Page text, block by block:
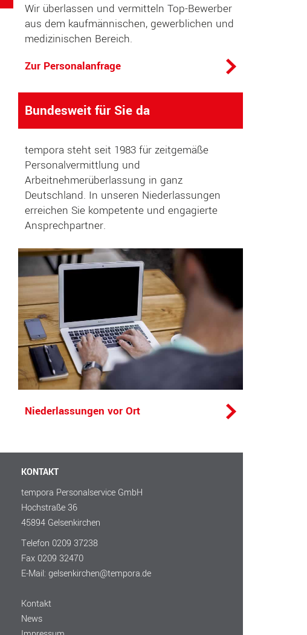
Wir überlassen und vermitteln Top-Bewerber
aus dem kaufmännischen, gewerblichen und
medizinischen Bereich.
Zur Personalanfrage
Bundesweit für Sie da
tempora steht seit 1983 für zeitgemäße
Personalvermittlung und
Arbeitnehmerüberlassung in ganz
Deutschland. In unseren Niederlassungen
erreichen Sie kompetente und engagierte
Ansprechpartner.
Niederlassungen vor Ort
KONTAKT
tempora Personalservice GmbH
Hochstraße 36
45894 Gelsenkirchen
Telefon 0209 37238
Fax 0209 32470
E-Mail:gelsenkirchen@tempora.de
Kontakt
News